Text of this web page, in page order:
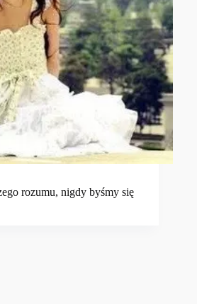
rozumu, nigdy byśmy się